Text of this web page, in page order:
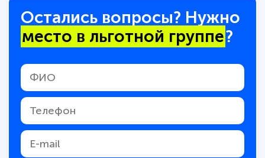
Остались вопросы? Нужно
место в льготной группе?